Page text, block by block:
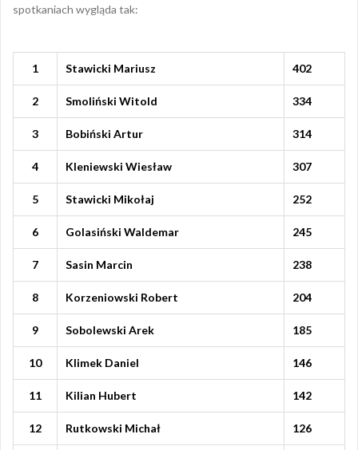
spotkaniach wygląda tak:
1 Stawicki Mariusz 402
2 Smoliński Witold 334
3 Bobiński Artur 314
4 Kleniewski Wiesław 307
5 Stawicki Mikołaj 252
6 Golasiński Waldemar 245
7 Sasin Marcin 238
8 Korzeniowski Robert 204
9 Sobolewski Arek 185
10 Klimek Daniel 146
11 Kilian Hubert 142
12 Rutkowski Michał 126